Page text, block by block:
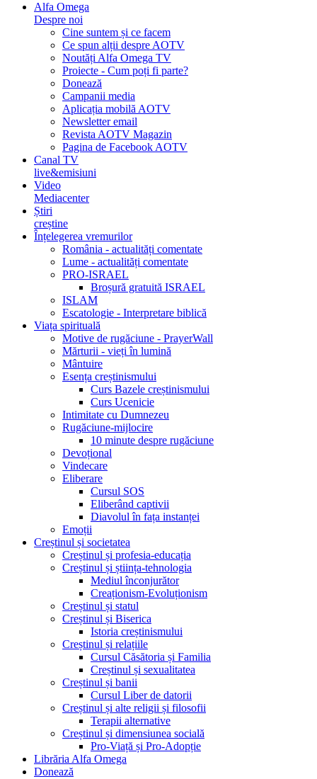
Alfa Omega
Despre noi
Cine suntem și ce facem
Ce spun alții despre AOTV
Noutăți Alfa Omega TV
Proiecte - Cum poți fi parte?
Donează
Campanii media
Aplicația mobilă AOTV
Newsletter email
Revista AOTV Magazin
Pagina de Facebook AOTV
Canal TV
live&emisiuni
Video
Mediacenter
Știri
creștine
Înțelegerea vremurilor
România - actualități comentate
Lume - actualități comentate
PRO-ISRAEL
Broșură gratuită ISRAEL
ISLAM
Escatologie - Interpretare biblică
Viața spirituală
Motive de rugăciune - PrayerWall
Mărturii - vieți în lumină
Mântuire
Esența creștinismului
Curs Bazele creștinismului
Curs Ucenicie
Intimitate cu Dumnezeu
Rugăciune-mijlocire
10 minute despre rugăciune
Devoțional
Vindecare
Eliberare
Cursul SOS
Eliberând captivii
Diavolul în fața instanței
Emoții
Creștinul și societatea
Creștinul și profesia-educația
Creștinul și știința-tehnologia
Mediul înconjurător
Creaționism-Evoluționism
Creștinul și statul
Creștinul și Biserica
Istoria creștinismului
Creștinul și relațiile
Cursul Căsătoria și Familia
Creștinul și sexualitatea
Creștinul și banii
Cursul Liber de datorii
Creștinul și alte religii și filosofii
Terapii alternative
Creștinul și dimensiunea socială
Pro-Viață și Pro-Adopție
Librăria Alfa Omega
Donează